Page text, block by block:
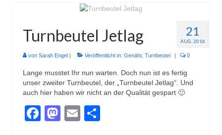
21
AUG. 2016
Turnbeutel Jetlag
von Sarah Engel | Veröffentlicht in: Genäht Turnbeutel | 0
Lange musstet Ihr nun warten. Doch nun ist es fertig
unser zweiter Turnbeutel, der „Turnbeutel Jetlag“. Und
auch hier haben wir nicht an der Qualität gespart 🙂
Facebook
Mastodon
Email